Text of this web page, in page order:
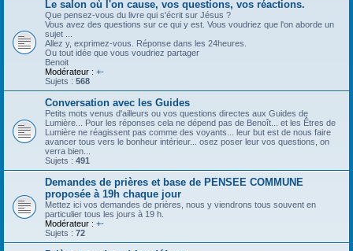
Le salon où l'on cause, vos questions, vos réactions.
Que pensez-vous du livre qui s'écrit sur Jésus ?
Vous avez des questions sur ce qui y est. Vous voudriez que l'on aborde un
sujet ...
Allez y, exprimez-vous. Réponse dans les 24heures.
Ou tout idée que vous voudriez partager
Benoit
Modérateur : +-
Sujets : 568
Conversation avec les Guides
Petits mots venus d'ailleurs ou vos questions directes aux Guides de
Lumière... Pour les réponses cela ne dépend pas de Benoît... et les Êtres de
Lumière ne réagissent pas comme des voyants... leur but est de nous faire
avancer tous vers le bonheur intérieur... osez poser leur vos questions, on
verra bien...
Sujets : 491
Demandes de prières et base de PENSEE COMMUNE
proposée à 19h chaque jour
Mettez ici vos demandes de prières, nous y viendrons tous souvent en
particulier tous les jours à 19 h.
Modérateur : +-
Sujets : 72